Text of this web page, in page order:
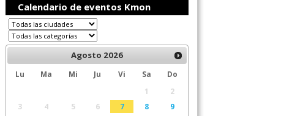
Calendario de eventos Kmon
Agosto 2026
Lu Ma Mi Ju Vi Sa
Do
1
2
3
4 5 6 7 8
9